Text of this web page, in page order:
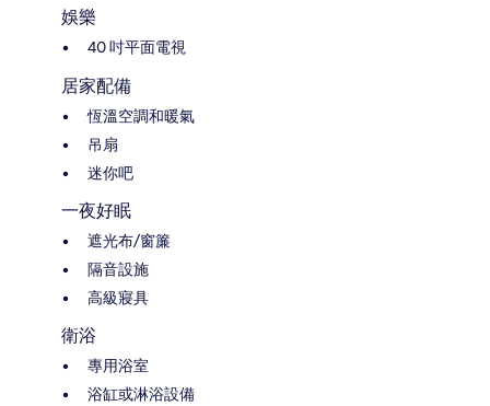
娛樂
40 吋平面電視
居家配備
恆溫空調和暖氣
吊扇
迷你吧
一夜好眠
遮光布/窗簾
隔音設施
高級寢具
衛浴
專用浴室
浴缸或淋浴設備